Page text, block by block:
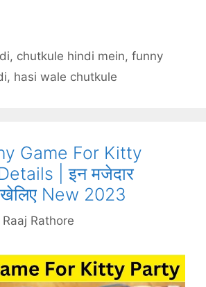
, chutkule hindi mein,funny
, hasi wale chutkule
Game For Kitty
| इन मजेदार
New 2023
Raaj Rathore